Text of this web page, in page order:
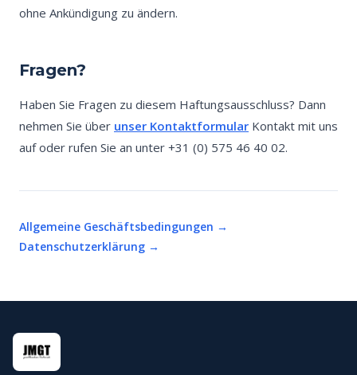
ohne Ankündigung zu ändern.
Fragen?
Haben Sie Fragen zu diesem Haftungsausschluss? Dann
nehmen Sie über unser Kontaktformular Kontakt mit uns
auf oder rufen Sie an unter +31 (0) 575 46 40 02.
Allgemeine Geschäftsbedingungen →
Datenschutzerklärung →